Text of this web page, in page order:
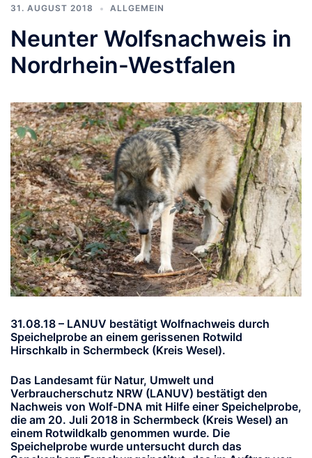
31. AUGUST 2018 ALLGEMEIN
Neunter Wolfsnachweis in
Nordrhein-Westfalen
31.08.18 – LANUV bestätigt Wolfnachweis durch
Speichelprobe an einem gerissenen Rotwild
Hirschkalb in Schermbeck (Kreis Wesel).
Das Landesamt für Natur, Umwelt und
Verbraucherschutz NRW (LANUV) bestätigt den
Nachweis von Wolf-DNA mit Hilfe einer Speichelprobe,
die am 20. Juli 2018 in Schermbeck (Kreis Wesel) an
einem Rotwildkalb genommen wurde. Die
Speichelprobe wurde untersucht durch das